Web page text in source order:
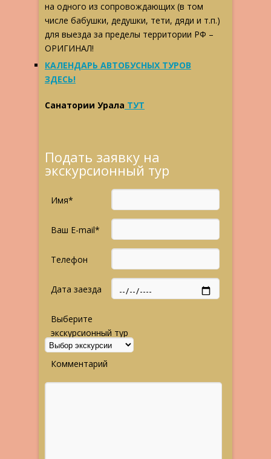
на одного из сопровождающих (в том
числе бабушки, дедушки, тети, дяди и т.п.)
для выезда за пределы территории РФ –
ОРИГИНАЛ!
КАЛЕНДАРЬ АВТОБУСНЫХ ТУРОВ
ЗДЕСЬ!
Санатории Урала ТУТ
Подать заявку на
экскурсионный тур
Имя*
Ваш E-mail*
Телефон
Дата заезда
Выберите
экскурсионный тур
Комментарий